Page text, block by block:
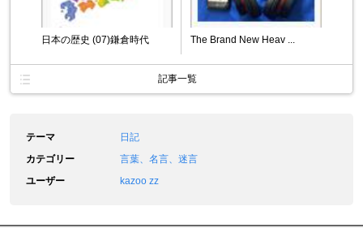
日本の歴史 (07)鎌倉時代 The Brand New Heav ...
記事一覧
テーマ
日記
カテゴリー
言葉、名言、迷言
ユーザー
kazoo zz